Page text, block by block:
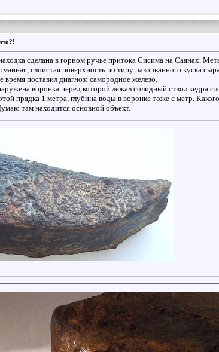
сделана в горном ручье притока Сисима на Саянах.
слоистая поверхность по типу разорванного куска
время поставил диагноз: самородное железо.
воронка перед которой лежал солидный ствол кедра
прядка 1 метра, глубина воды в воронке тоже с метр.
там находится основной объект.